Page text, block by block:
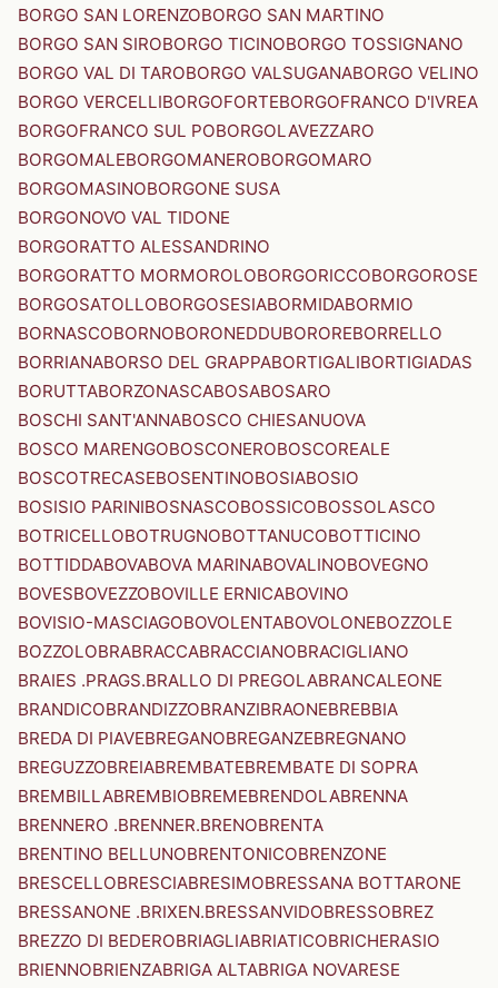
BORGO SAN LORENZOBORGO SAN MARTINO
BORGO SAN SIROBORGO TICINOBORGO TOSSIGNANO
BORGO VAL DI TAROBORGO VALSUGANABORGO VELINO
BORGO VERCELLIBORGOFORTEBORGOFRANCO D'IVREA
BORGOFRANCO SUL POBORGOLAVEZZARO
BORGOMALEBORGOMANEROBORGOMARO
BORGOMASINOBORGONE SUSA
BORGONOVO VAL TIDONE
BORGORATTO ALESSANDRINO
BORGORATTO MORMOROLOBORGORICCOBORGOROSE
BORGOSATOLLOBORGOSESIABORMIDABORMIO
BORNASCOBORNOBORONEDDUBOROREBORRELLO
BORRIANABORSO DEL GRAPPABORTIGALIBORTIGIADAS
BORUTTABORZONASCABOSABOSARO
BOSCHI SANT'ANNABOSCO CHIESANUOVA
BOSCO MARENGOBOSCONEROBOSCOREALE
BOSCOTRECASEBOSENTINOBOSIABOSIO
BOSISIO PARINIBOSNASCOBOSSICOBOSSOLASCO
BOTRICELLOBOTRUGNOBOTTANUCOBOTTICINO
BOTTIDDABOVABOVA MARINABOVALINOBOVEGNO
BOVESBOVEZZOBOVILLE ERNICABOVINO
BOVISIO-MASCIAGOBOVOLENTABOVOLONEBOZZOLE
BOZZOLOBRABRACCABRACCIANOBRACIGLIANO
BRAIES .PRAGS.BRALLO DI PREGOLABRANCALEONE
BRANDICOBRANDIZZOBRANZIBRAONEBREBBIA
BREDA DI PIAVEBREGANOBREGANZEBREGNANO
BREGUZZOBREIABREMBATEBREMBATE DI SOPRA
BREMBILLABREMBIOBREMEBRENDOLABRENNA
BRENNERO .BRENNER.BRENOBRENTA
BRENTINO BELLUNOBRENTONICOBRENZONE
BRESCELLOBRESCIABRESIMOBRESSANA BOTTARONE
BRESSANONE .BRIXEN.BRESSANVIDOBRESSOBREZ
BREZZO DI BEDEROBRIAGLIABRIATICOBRICHERASIO
BRIENNOBRIENZABRIGA ALTABRIGA NOVARESE